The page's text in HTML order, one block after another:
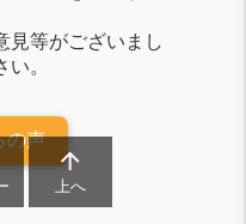
見等がございまし
。
の声

上へ